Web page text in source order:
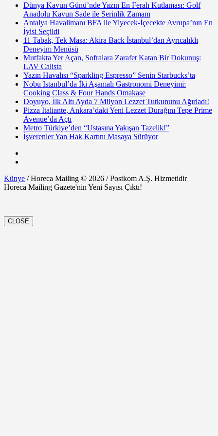
Dünya Kavun Günü’nde Yazın En Ferah Kutlaması: Golf
Anadolu Kavun Sade ile Serinlik Zamanı
Antalya Havalimanı BFA ile Yiyecek-İçecekte Avrupa’nın En
İyisi Seçildi
11 Tabak, Tek Masa: Akira Back İstanbul’dan Ayrıcalıklı
Deneyim Menüsü
Mutfakta Yer Açan, Sofralara Zarafet Katan Bir Dokunuş:
LAV Calista
Yazın Havalısı “Sparkling Espresso” Senin Starbucks’ta
Nobu Istanbul’da İki Aşamalı Gastronomi Deneyimi:
Cooking Class & Four Hands Omakase
Doyuyo, İlk Altı Ayda 7 Milyon Lezzet Tutkununu Ağırladı!
Pizza Italiante, Ankara’daki Yeni Lezzet Durağını Tepe Prime
Avenue’da Açtı
Metro Türkiye’den “Ustasına Yakışan Tazelik!”
İşverenler Yan Hak Kartını Masaya Sürüyor
Künye / Horeca Mailing © 2026 / Postkom A.Ş. Hizmetidir
Horeca Mailing Gazete'nin Yeni Sayısı Çıktı!
CLOSE